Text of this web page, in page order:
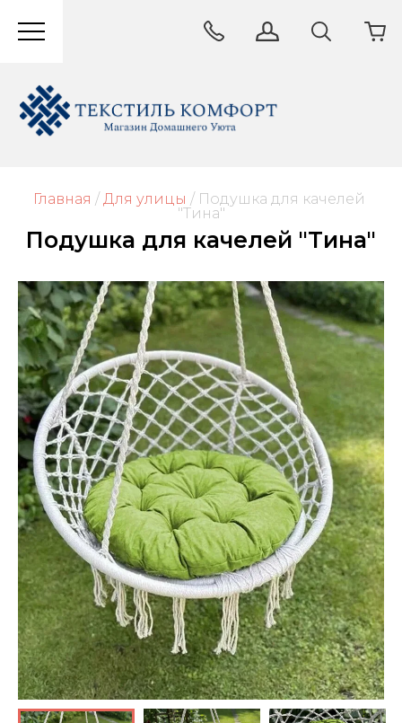
Отзывы о нас
Лицензии и Сертификаты
Главная / Для улицы / Подушка для качелей
"Тина"
Подушка для качелей "Тина"